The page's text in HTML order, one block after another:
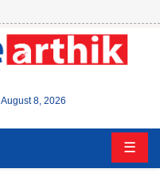
8, 2026
☰